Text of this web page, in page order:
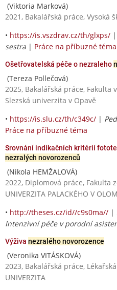
(Viktoria Marková)
2021, Bakalářská práce, Vysoká
• https://is.vszdrav.cz/th/glxps/ |
sestra | Práce na příbuzné téma
Ošetřovatelská péče o nezraleho
(Tereza Pollečová)
2025, Bakalářská práce,
Slezská univerzita v Opavě
• https://is.slu.cz/th/c349c/ |
Práce na příbuzné téma
Srovnání indikačních kritérií
nezralých novorozenců
(Nikola HEMŽALOVÁ)
2022, Diplomová práce, Fakulta
UNIVERZITA PALACKÉHO V
• http://theses.cz/id//c9s0ma// |
Intenzivní péče v porodní
Výživa nezralého novorozence
(Veronika VITÁSKOVÁ)
2023, Bakalářská práce,
UNIVERZITA